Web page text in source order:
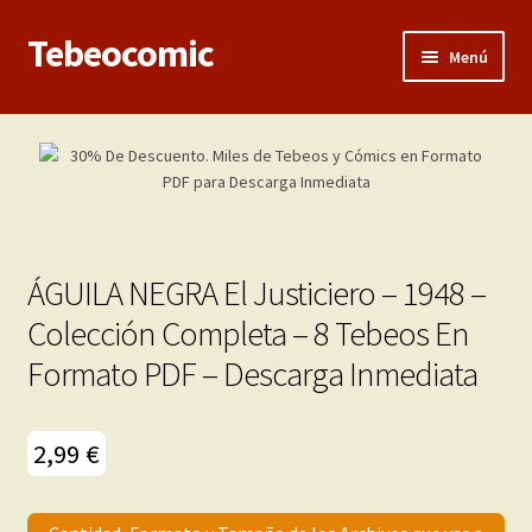
Ir
Ir
al
Tebeocomic Menú
Inicio
Adultos
Porno 3D
Inéditas
el
ÁGUILA NEGRA El Justiciero – 1948 –
Colección Completa – 8 Tebeos En
Formato PDF – Descarga Inmediata
2,99 €